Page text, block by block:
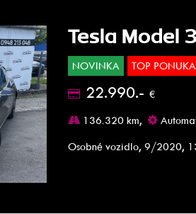
Tesla Model
NOVINKA TOP PONUKA
22.990.- €
136.320 km,
Osobné vozidlo, 9/2020,